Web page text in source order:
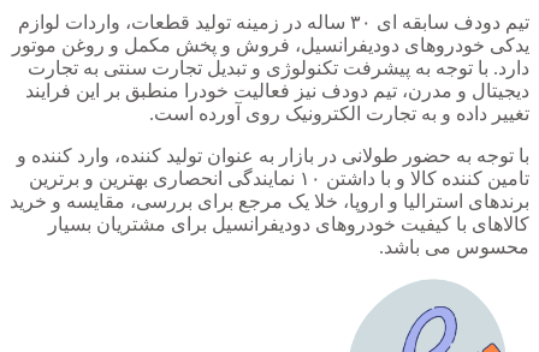
تیم دودف سابقه ای ۳۰ ساله در زمینه تولید قطعات، واردات لوازم
یدکی خودروهای دودیفرانسیل، فروش و پخش مکمل و روغن موتور
دارد. با توجه به پیشرفت تکنولوژی و تبدیل تجارت سنتی به تجارت
دیجیتال و مدرن، تیم دودف نیز فعالیت خودرا منطبق بر این فرایند
تغییر داده و به تجارت الکترونیک روی آورده است.
با توجه به حضور طولانی در بازار به عنوان تولید کننده، وارد کننده و
تامین کننده کالا و با داشتن ۱۰ نمایندگی انحصاری بهترین و برترین
برندهای استرالیا و اروپا، خلا یک مرجع برای بررسی، مقایسه و خرید
کالاهای با کیفیت خودروهای دودیفرانسیل برای مشتریان بسیار
محسوس می باشد.